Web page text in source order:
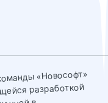
«Новософт»
разработкой